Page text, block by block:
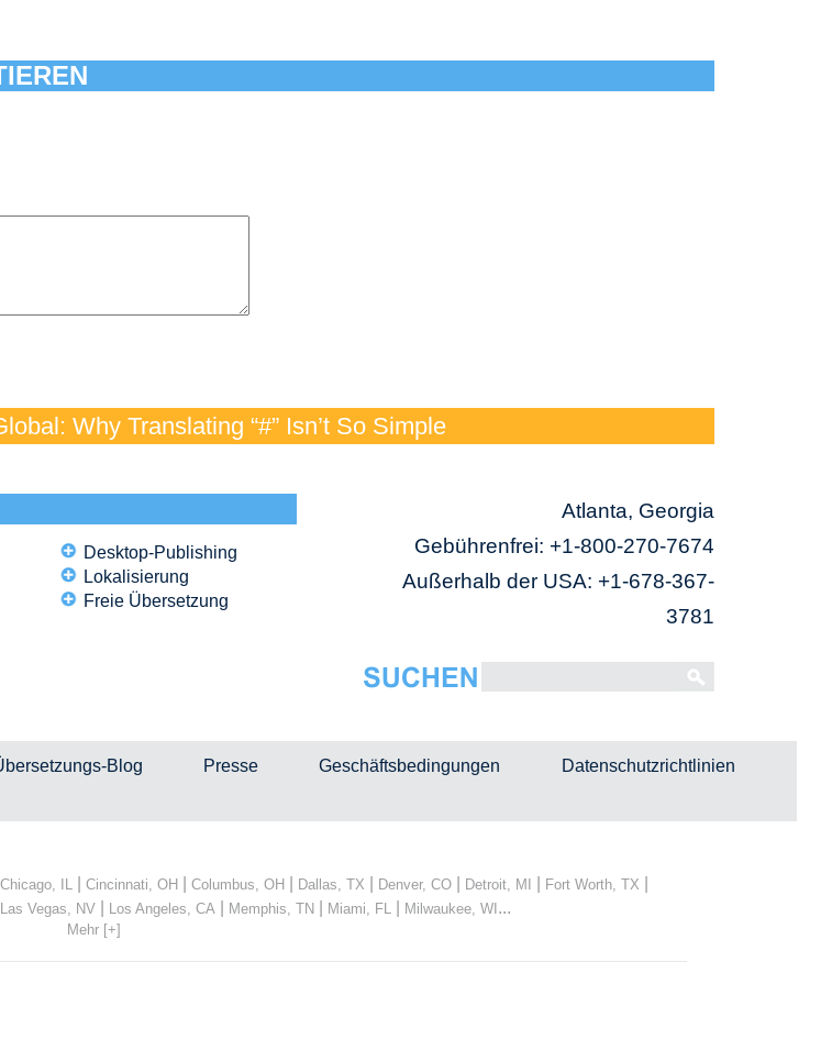
Why Translating “#” Isn’t So Simple
Desktop-Publishing
Lokalisierung
Freie Übersetzung
Atlanta, Georgia
Gebührenfrei: +1-800-270-7674
Außerhalb der USA: +1-678-367-
3781
Blog Presse Geschäftsbedingungen Datenschutzrichtlinien
Chicago, IL Cincinnati, OH Columbus, OH Dallas, TX Denver, CO Detroit, MI Fort Worth, TX
Las Vegas, NV| Los Angeles, CA Memphis, TN| Miami, FL Milwaukee, WI ...
Mehr [+]